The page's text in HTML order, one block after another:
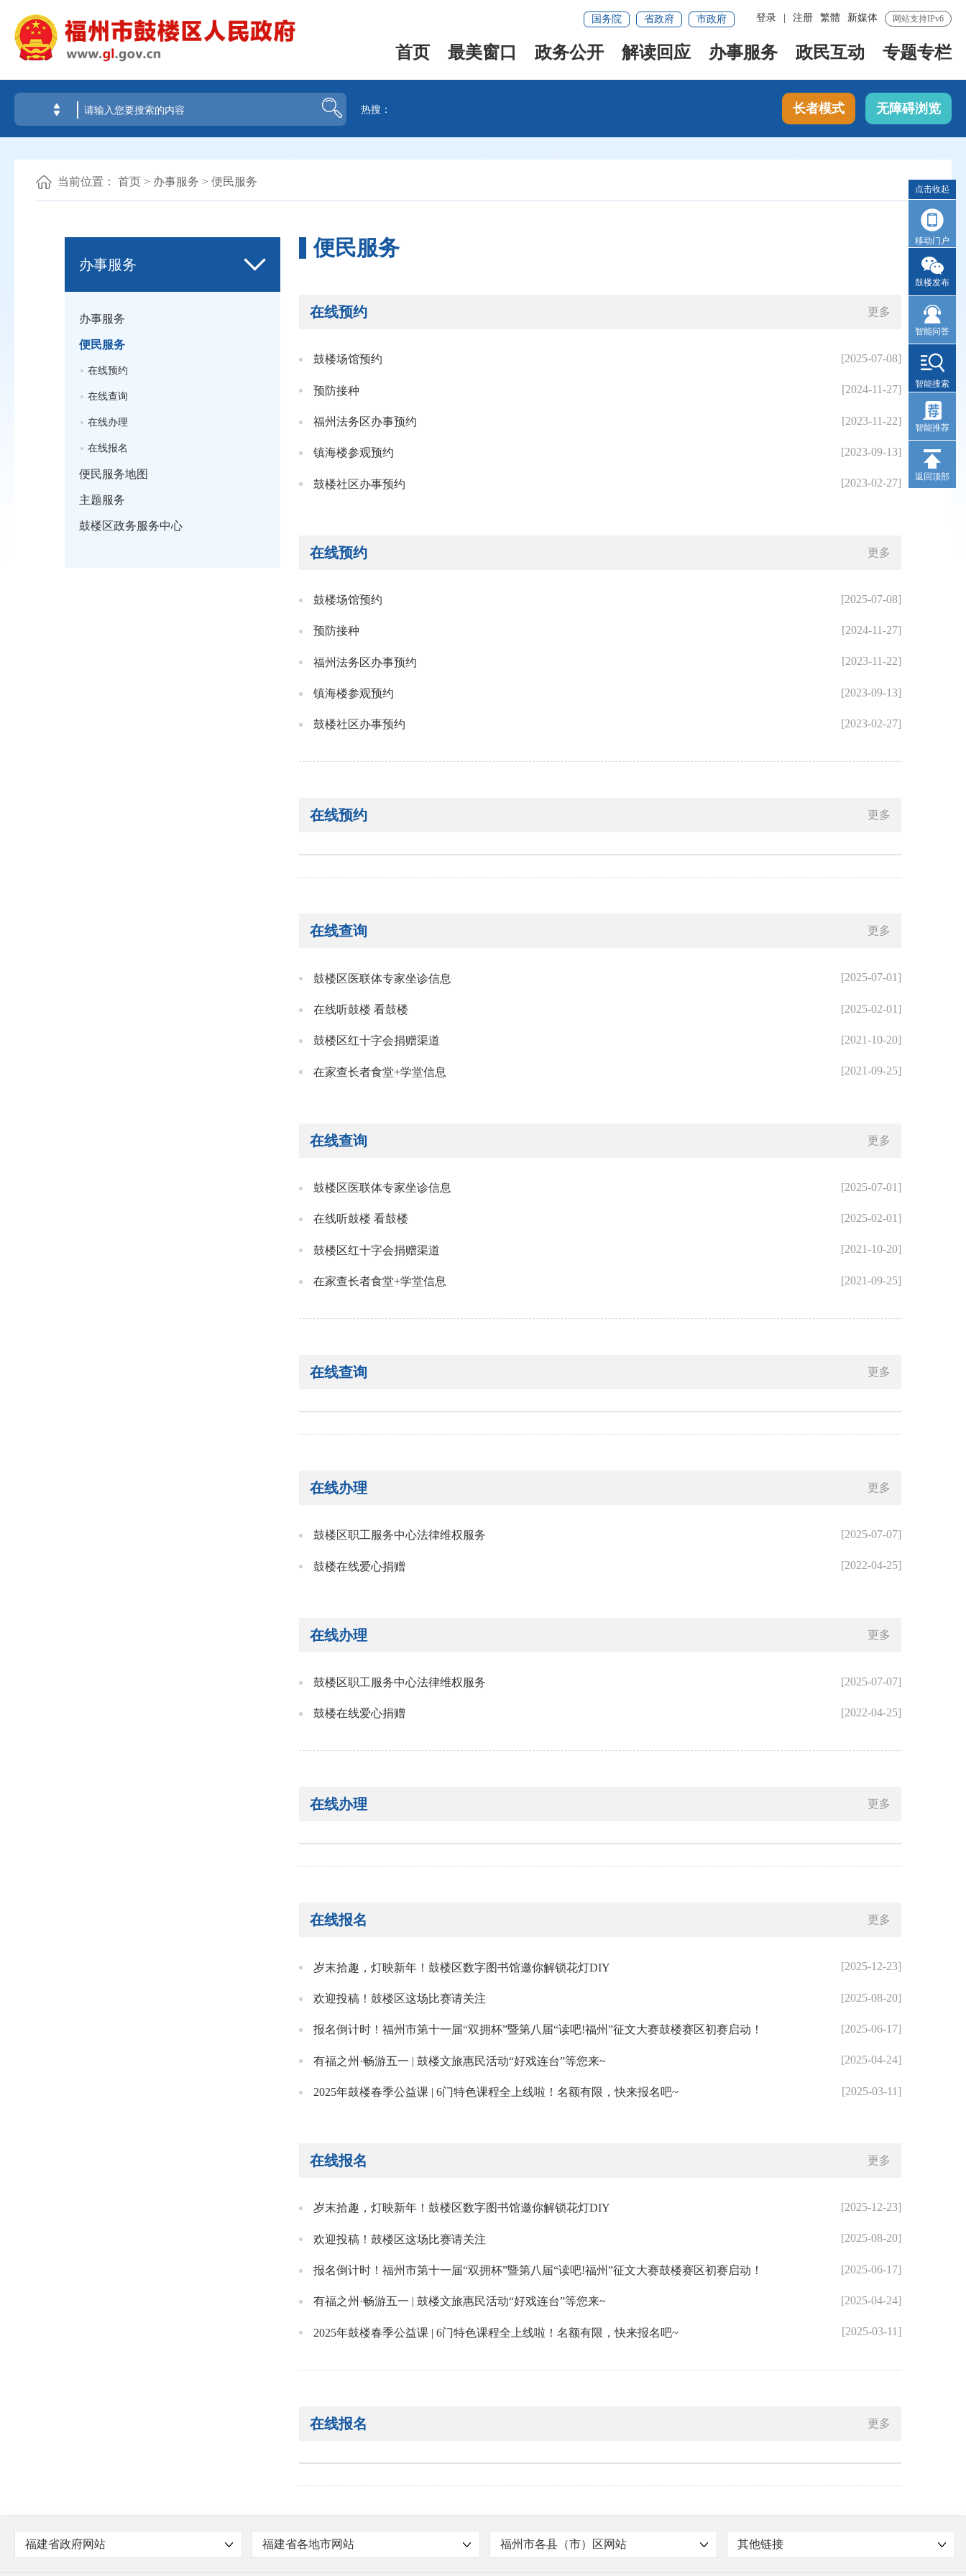
网站支持IPv6
新媒体
繁體
登录 注册
国务院 省政府 市政府
首页 最美窗口 政务公开 解读回应 办事服务 政民互动 专题专栏
热搜： 长者模式 无障碍浏览
当前位置： 首页 > 办事服务 > 便民服务
办事服务
办事服务
便民服务
在线预约
在线查询
在线办理
在线报名
便民服务地图
主题服务
鼓楼区政务服务中心
便民服务
在线预约 更多
[2025-07-08]
鼓楼场馆预约
[2024-11-27]
预防接种
[2023-11-22]
福州法务区办事预约
[2023-09-13]
镇海楼参观预约
[2023-02-27]
鼓楼社区办事预约
在线预约 更多
[2025-07-08]
鼓楼场馆预约
[2024-11-27]
预防接种
[2023-11-22]
福州法务区办事预约
[2023-09-13]
镇海楼参观预约
[2023-02-27]
鼓楼社区办事预约
在线预约 更多
在线查询 更多
[2025-07-01]
鼓楼区医联体专家坐诊信息
[2025-02-01]
在线听鼓楼 看鼓楼
[2021-10-20]
鼓楼区红十字会捐赠渠道
[2021-09-25]
在家查长者食堂+学堂信息
在线查询 更多
[2025-07-01]
鼓楼区医联体专家坐诊信息
[2025-02-01]
在线听鼓楼 看鼓楼
[2021-10-20]
鼓楼区红十字会捐赠渠道
[2021-09-25]
在家查长者食堂+学堂信息
在线查询 更多
在线办理 更多
[2025-07-07]
鼓楼区职工服务中心法律维权服务
[2022-04-25]
鼓楼在线爱心捐赠
在线办理 更多
[2025-07-07]
鼓楼区职工服务中心法律维权服务
[2022-04-25]
鼓楼在线爱心捐赠
在线办理 更多
在线报名 更多
[2025-12-23]
岁末拾趣，灯映新年！鼓楼区数字图书馆邀你解锁花灯DIY
[2025-08-20]
欢迎投稿！鼓楼区这场比赛请关注
[2025-06-17]
报名倒计时！福州市第十一届“双拥杯”暨第八届“读吧!福州”征文大赛鼓楼赛区初赛启动！
[2025-04-24]
有福之州·畅游五一 | 鼓楼文旅惠民活动“好戏连台”等您来~
[2025-03-11]
2025年鼓楼春季公益课 | 6门特色课程全上线啦！名额有限，快来报名吧~
在线报名 更多
[2025-12-23]
岁末拾趣，灯映新年！鼓楼区数字图书馆邀你解锁花灯DIY
[2025-08-20]
欢迎投稿！鼓楼区这场比赛请关注
[2025-06-17]
报名倒计时！福州市第十一届“双拥杯”暨第八届“读吧!福州”征文大赛鼓楼赛区初赛启动！
[2025-04-24]
有福之州·畅游五一 | 鼓楼文旅惠民活动“好戏连台”等您来~
[2025-03-11]
2025年鼓楼春季公益课 | 6门特色课程全上线啦！名额有限，快来报名吧~
在线报名 更多
福建省政府网站 福建省各地市网站 福州市各县（市）区网站 其他链接
点击收起
移动门户
鼓楼发布
智能问答
智能搜索
智能推荐
返回顶部